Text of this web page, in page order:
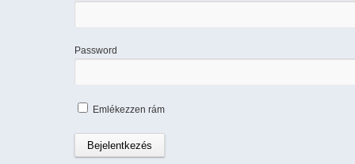
Password
Emlékezzen rám